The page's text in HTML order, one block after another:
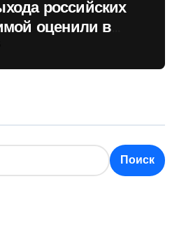
российских
оценили в
Поиск